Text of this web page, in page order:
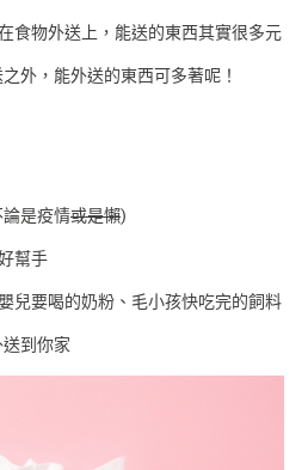
食物外送上，能送的東西其實很多元
之外 ，能外送的東西可多著呢！
是疫情或是懶)
幫手
兒要喝的奶粉、毛小孩快吃完的飼料
到你家